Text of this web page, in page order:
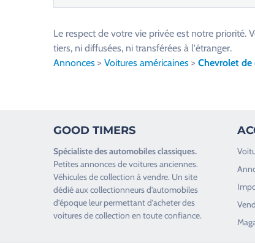
l
a
s
e
r
c
Le respect de votre vie privée est notre priorité.
tiers, ni diffusées, ni transférées à l'étranger.
Annonces > Voitures américaines > Chevrolet
GOOD TIMERS
Spécialiste desautomobiles classiques.
Petites annonces devoitures anciennes.
Véhicules de collection à vendre. Un site
dédié aux collectionneurs d’automobiles
d’époque leur permettant d’acheter des
voitures de collection en toute confiance.